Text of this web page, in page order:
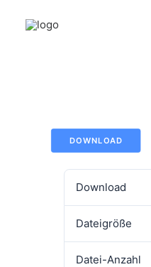
ÜBER UNS
PRODUKTE
KONTAKT
DOWNLOAD
Download
Dateigröße
Datei-Anzahl